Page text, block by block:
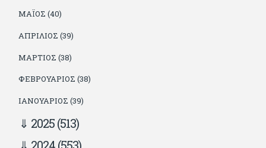
ΜΆΙΟΣ (40)
ΑΠΡΊΛΙΟΣ (39)
ΜΆΡΤΙΟΣ (38)
ΦΕΒΡΟΥΆΡΙΟΣ (38)
ΙΑΝΟΥΆΡΙΟΣ (39)
2025(513)